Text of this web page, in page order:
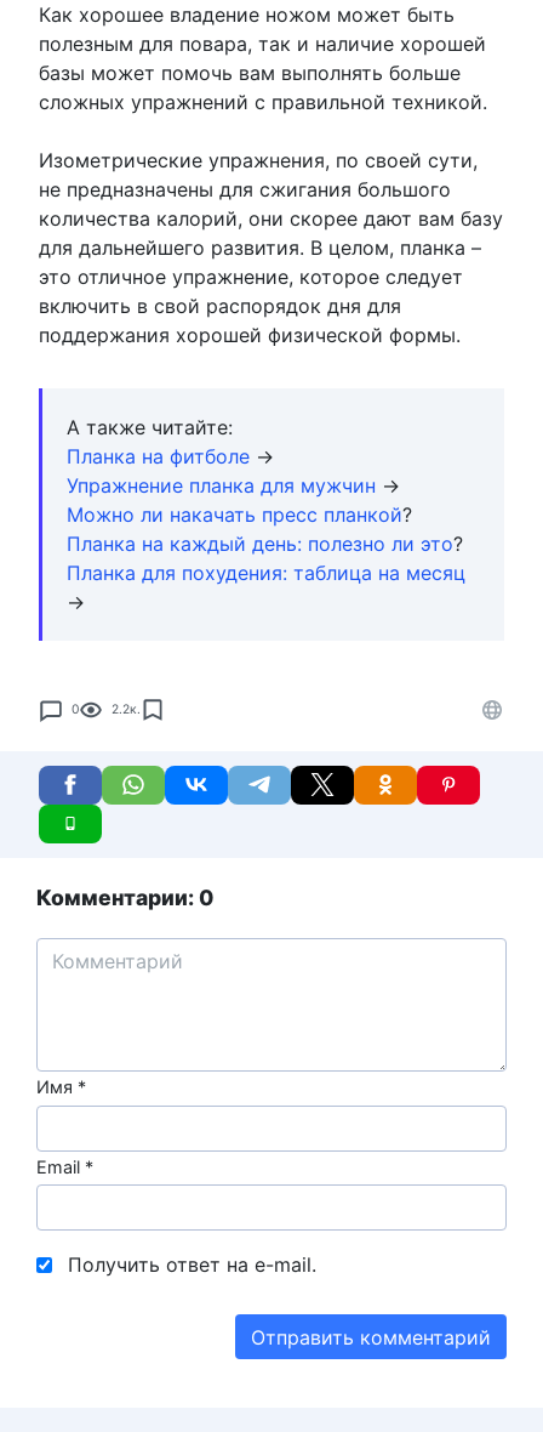
Как хорошее владение ножом может быть
полезным для повара, так и наличие хорошей
базы может помочь вам выполнять больше
сложных упражнений с правильной техникой.
Изометрические упражнения, по своей сути,
не предназначены для сжигания большого
количества калорий, они скорее дают вам базу
для дальнейшего развития. В целом, планка –
это отличное упражнение, которое следует
включить в свой распорядок дня для
поддержания хорошей физической формы.
А также читайте:
Планка на фитболе →
Упражнение планка для мужчин →
Можно ли накачать пресс планкой?
Планка на каждый день: полезно ли это?
Планка для похудения: таблица на месяц
→
0 2.2к.
Комментарии: 0
Имя *
Email *
Получить ответ на e-mail.